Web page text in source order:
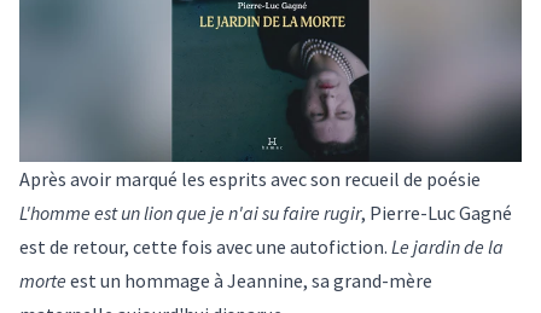
Après avoir marqué les esprits avec son recueil de poésie
L'homme est un lion que je n'ai su faire rugir, Pierre-Luc Gagné
est de retour, cette fois avec une autofiction. Le jardin de la
morte est un hommage à Jeannine, sa grand-mère